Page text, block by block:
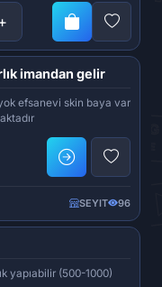
imandan gelir
efsanevi skin baya var
SEYIT 96
yapıabilir (500-1000)